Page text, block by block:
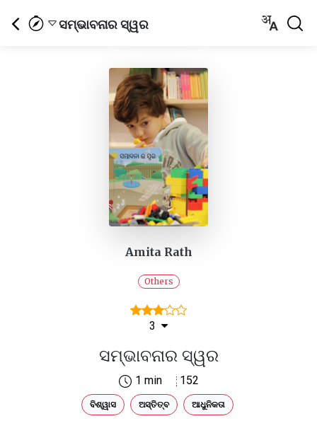
ସମ୍ଭାବନାର ସ୍ୱର
Amita Rath
Others
3
ସମ୍ଭାବନାର ସ୍ୱର
1 min 152
ବିଶ୍ୱାସ ଅସ୍ତିତ୍ବ ଆଧୁନିକତା